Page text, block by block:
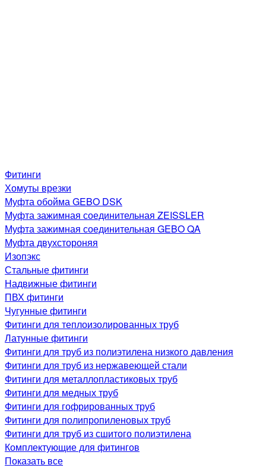
Фитинги
Хомуты врезки
Муфта обойма GEBO DSK
Муфта зажимная соединительная ZEISSLER
Муфта зажимная соединительная GEBO QA
Муфта двухстороняя
Изопэкс
Стальные фитинги
Надвижные фитинги
ПВХ фитинги
Чугунные фитинги
Фитинги для теплоизолированных труб
Латунные фитинги
Фитинги для труб из полиэтилена низкого давления
Фитинги для труб из нержавеющей стали
Фитинги для металлопластиковых труб
Фитинги для медных труб
Фитинги для гофрированных труб
Фитинги для полипропиленовых труб
Фитинги для труб из сшитого полиэтилена
Комплектующие для фитингов
Показать все